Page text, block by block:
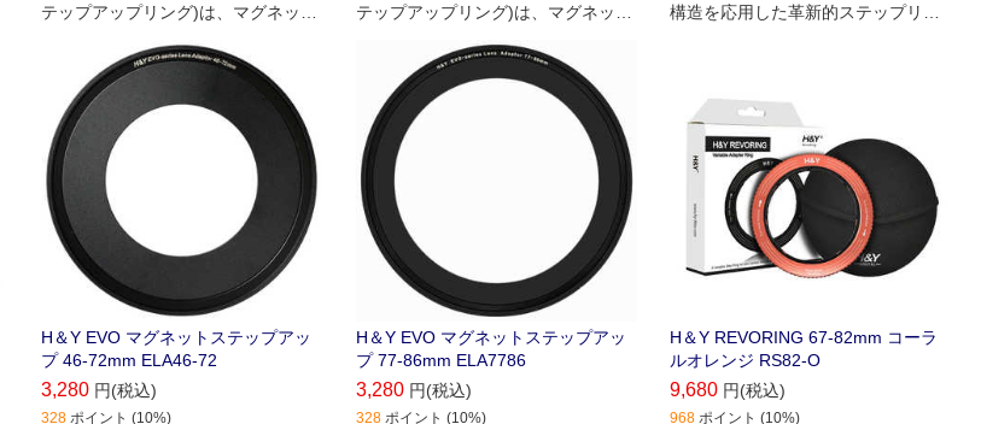
テップアップリング)は、マグネット
H＆Y EVO マグネットステップアッ
プ 46-72mm ELA46-72
3,280 円(税込)
328 ポイント (10%)
テップアップリング)は、マグネット
H＆Y EVO マグネットステップアッ
プ 77-86mm ELA7786
3,280 円(税込)
328 ポイント (10%)
構造を応用した革新的ステップリン
H＆Y REVORING 67-82mm コーラ
ルオレンジ RS82-O
9,680 円(税込)
968 ポイント (10%)